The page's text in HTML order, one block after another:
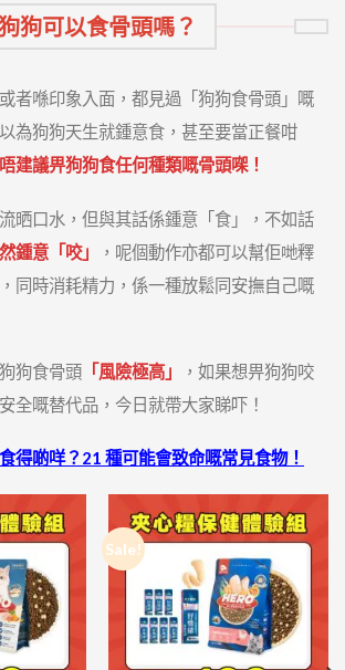
狗可以食骨頭嗎？
者喺印象入面，都見過「狗狗食骨頭」嘅
為狗狗天生就鍾意食，甚至要當正餐咁
建議畀狗狗食任何種類嘅骨頭㗎！
晒口水，但與其話係鍾意「食」，不如話
鍾意「咬」
，呢個動作亦都可以幫佢哋釋
同時消耗精力，係一種放鬆同安撫自己嘅
狗食骨頭 「風險極高」
，如果想畀狗狗咬
全嘅替代品，今日就帶大家睇吓！
得啲咩？21 種可能會致命嘅常見食物！
Sale!